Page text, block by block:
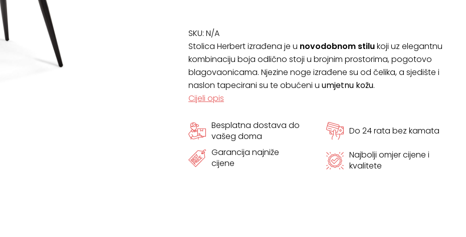
SKU: N/A
Stolica Herbert izrađena je u novodobnom stilukoji uz elegantnu
kombinaciju boja odlično stoji u brojnim prostorima, pogotovo
blagovaonicama. Njezine noge izrađene su od čelika, a sjedište i
naslon tapecirani su te obućeni u umjetnu kožu.
Cijeli opis
Besplatna dostava do
vašeg doma
Do 24 rata bez kamata
Garancija najniže
cijene
Najbolji omjer cijene i
kvalitete